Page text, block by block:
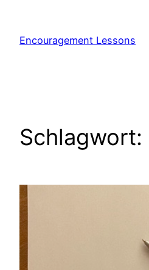
Encouragement Lessons
Schlagwort: